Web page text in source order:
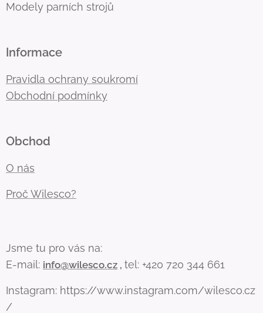
Modely parních strojů
Informace
Pravidla ochrany soukromí
Obchodní podmínky
Obchod
O nás
Proč Wilesco?
Jsme tu pro vás na:
E-mail: info@wilesco.cz , tel: +420 720 344 661
Instagram: https://www.instagram.com/wilesco.cz
/